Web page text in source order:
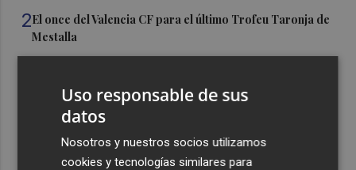
2El once del Valencia CF para el último Trofeu Taronja de
Mestalla
el día del eclipse
queremos ver en la Liga”
Uso responsable de sus
datos
Nosotros y nuestros socios utilizamos
cookies y tecnologías similares para